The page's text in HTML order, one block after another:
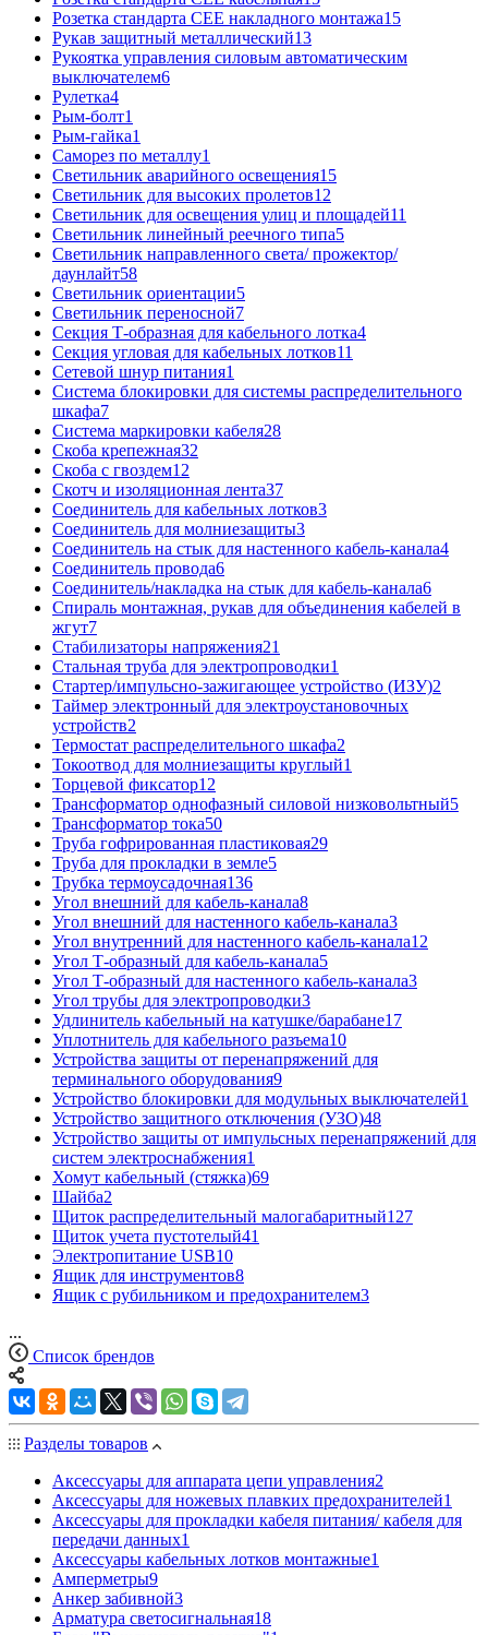
Розетка стандарта СЕЕ накладного монтажа15
Рукав защитный металлический13
Рукоятка управления силовым автоматическим
выключателем6
Рулетка4
Рым-болт1
Рым-гайка1
Саморез по металлу1
Светильник аварийного освещения15
Светильник для высоких пролетов12
Светильник для освещения улиц и площадей11
Светильник линейный реечного типа5
Светильник направленного света/ прожектор/
даунлайт58
Светильник ориентации5
Светильник переносной7
Секция Т-образная для кабельного лотка4
Секция угловая для кабельных лотков11
Сетевой шнур питания1
Система блокировки для системы распределительного
шкафа7
Система маркировки кабеля28
Скоба крепежная32
Скоба с гвоздем12
Скотч и изоляционная лента37
Соединитель для кабельных лотков3
Соединитель для молниезащиты3
Соединитель на стык для настенного кабель-канала4
Соединитель провода6
Соединитель/накладка на стык для кабель-канала6
Спираль монтажная, рукав для объединения кабелей в
жгут7
Стабилизаторы напряжения21
Стальная труба для электропроводки1
Стартер/импульсно-зажигающее устройство (ИЗУ)2
Таймер электронный для электроустановочных
устройств2
Термостат распределительного шкафа2
Токоотвод для молниезащиты круглый1
Торцевой фиксатор12
Трансформатор однофазный силовой низковольтный5
Трансформатор тока50
Труба гофрированная пластиковая29
Труба для прокладки в земле5
Трубка термоусадочная136
Угол внешний для кабель-канала8
Угол внешний для настенного кабель-канала3
Угол внутренний для настенного кабель-канала12
Угол Т-образный для кабель-канала5
Угол Т-образный для настенного кабель-канала3
Угол трубы для электропроводки3
Удлинитель кабельный на катушке/барабане17
Уплотнитель для кабельного разъема10
Устройства защиты от перенапряжений для
терминального оборудования9
Устройство блокировки для модульных выключателей1
Устройство защитного отключения (УЗО)48
Устройство защиты от импульсных перенапряжений для
систем электроснабжения1
Хомут кабельный (стяжка)69
Шайба2
Щиток распределительный малогабаритный127
Щиток учета пустотелый41
Электропитание USB10
Ящик для инструментов8
Ящик с рубильником и предохранителем3
...
Список брендов
Разделы товаров
Аксессуары для аппарата цепи управления2
Аксессуары для ножевых плавких предохранителей1
Аксессуары для прокладки кабеля питания/ кабеля для
передачи данных1
Аксессуары кабельных лотков монтажные1
Амперметры9
Анкер забивной3
Арматура светосигнальная18